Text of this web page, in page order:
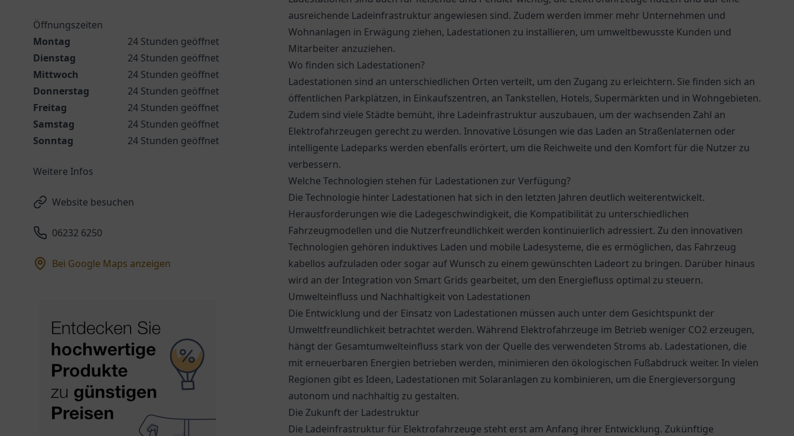
Öffnungszeiten
Montag
24 Stunden geöffnet
Dienstag
24 Stunden geöffnet
Mittwoch
24 Stunden geöffnet
Donnerstag
24 Stunden geöffnet
Freitag
24 Stunden geöffnet
Samstag
24 Stunden geöffnet
Sonntag
24 Stunden geöffnet
Weitere Infos
Website besuchen
06232 6250
Bei Google Maps anzeigen
ausreichende Ladeinfrastruktur angewiesen sind. Zudem werden immer mehr Unternehmen und
Wohnanlagen in Erwägung ziehen, Ladestationen zu installieren, um umweltbewusste Kunden und
Mitarbeiter anzuziehen.
Wo finden sich Ladestationen?
Ladestationen sind an unterschiedlichen Orten verteilt, um den Zugang zu erleichtern. Sie finden sich an
öffentlichen Parkplätzen, in Einkaufszentren, an Tankstellen, Hotels, Supermärkten und in Wohngebieten.
Zudem sind viele Städte bemüht, ihre Ladeinfrastruktur auszubauen, um der wachsenden Zahl an
Elektrofahrzeugen gerecht zu werden. Innovative Lösungen wie das Laden an Straßenlaternen oder
intelligente Ladeparks werden ebenfalls erörtert, um die Reichweite und den Komfort für die Nutzer zu
verbessern.
Welche Technologien stehen für Ladestationen zur Verfügung?
Die Technologie hinter Ladestationen hat sich in den letzten Jahren deutlich weiterentwickelt.
Herausforderungen wie die Ladegeschwindigkeit, die Kompatibilität zu unterschiedlichen
Fahrzeugmodellen und die Nutzerfreundlichkeit werden kontinuierlich adressiert. Zu den innovativen
Technologien gehören induktives Laden und mobile Ladesysteme, die es ermöglichen, das Fahrzeug
kabellos aufzuladen oder sogar auf Wunsch zu einem gewünschten Ladeort zu bringen. Darüber hinaus
wird an der Integration von Smart Grids gearbeitet, um den Energiefluss optimal zu steuern.
Umwelteinfluss und Nachhaltigkeit von Ladestationen
Die Entwicklung und der Einsatz von Ladestationen müssen auch unter dem Gesichtspunkt der
Umweltfreundlichkeit betrachtet werden. Während Elektrofahrzeuge im Betrieb weniger CO2 erzeugen,
hängt der Gesamtumwelteinfluss stark von der Quelle des verwendeten Stroms ab. Ladestationen, die
mit erneuerbaren Energien betrieben werden, minimieren den ökologischen Fußabdruck weiter. In vielen
Regionen gibt es Ideen, Ladestationen mit Solaranlagen zu kombinieren, um die Energieversorgung
autonom und nachhaltig zu gestalten.
Die Zukunft der Ladestruktur
Die Ladeinfrastruktur für Elektrofahrzeuge steht erst am Anfang ihrer Entwicklung. Zukünftige